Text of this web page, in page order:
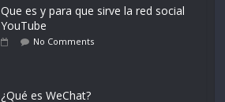
Que es y para que sirve la red social
YouTube
No Comments
¿Qué es WeChat?